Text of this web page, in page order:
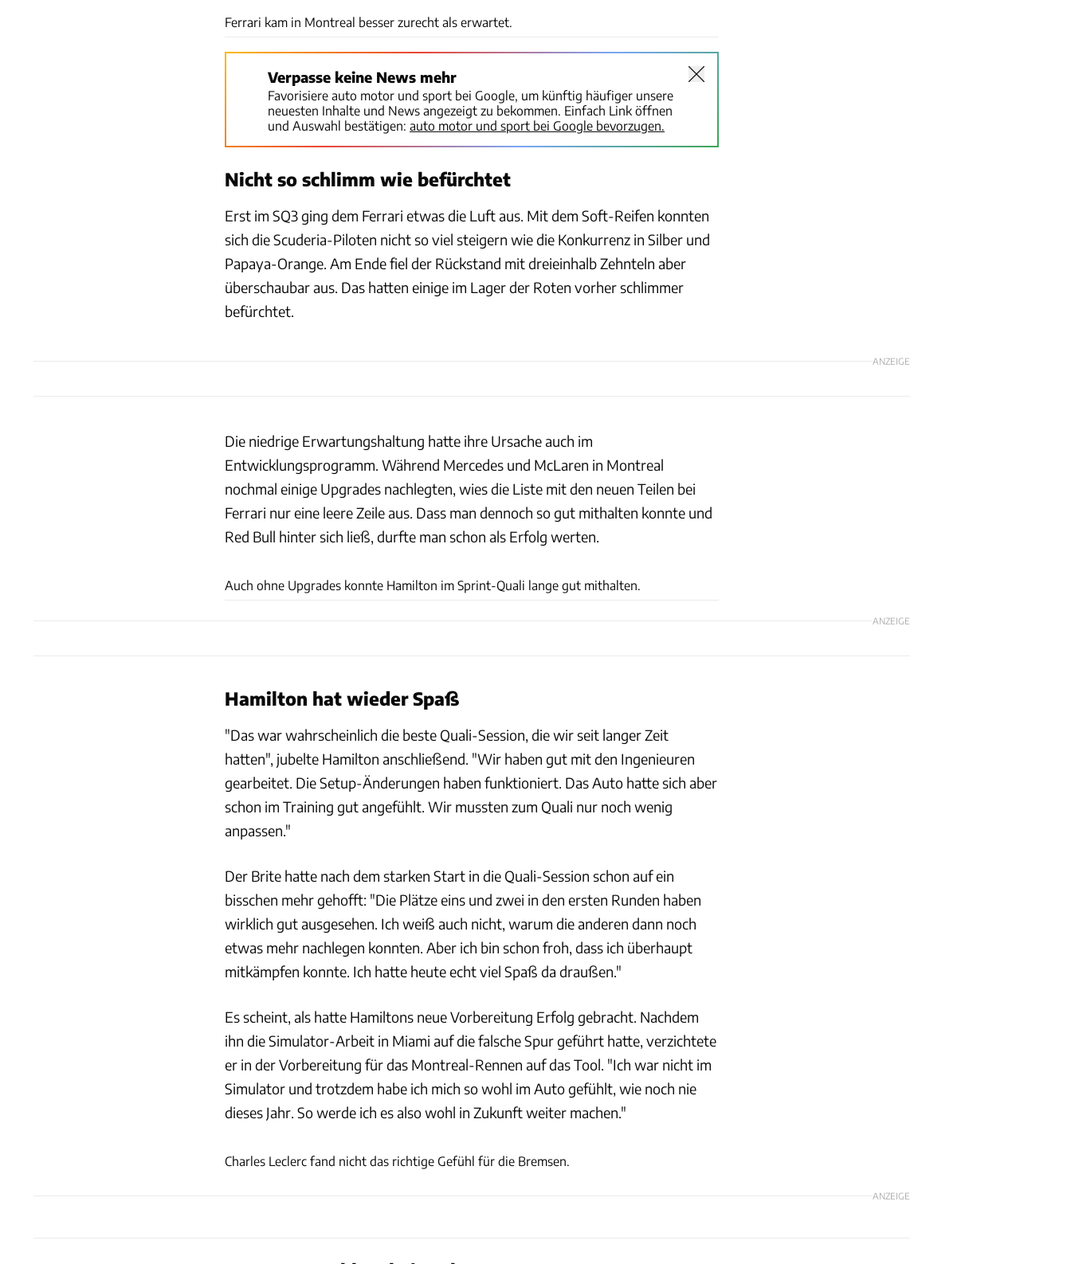
Ferrari kam in Montreal besser zurecht als erwartet.
Verpasse keine News mehr
Favorisiere auto motor und sport bei Google, um künftig häufiger unsere
neuesten Inhalte und News angezeigt zu bekommen. Einfach Link öffnen
und Auswahl bestätigen: auto motor und sport bei Google bevorzugen.
Nicht so schlimm wie befürchtet
Erst im SQ3 ging dem Ferrari etwas die Luft aus. Mit dem Soft-Reifen konnten
sich die Scuderia-Piloten nicht so viel steigern wie die Konkurrenz in Silber und
Papaya-Orange. Am Ende fiel der Rückstand mit dreieinhalb Zehnteln aber
überschaubar aus. Das hatten einige im Lager der Roten vorher schlimmer
befürchtet.
ANZEIGE
Die niedrige Erwartungshaltung hatte ihre Ursache auch im
Entwicklungsprogramm. Während Mercedes und McLaren in Montreal
nochmal einige Upgrades nachlegten, wies die Liste mit den neuen Teilen bei
Ferrari nur eine leere Zeile aus. Dass man dennoch so gut mithalten konnte und
Red Bull hinter sich ließ, durfte man schon als Erfolg werten.
Auch ohne Upgrades konnte Hamilton im Sprint-Quali lange gut mithalten.
ANZEIGE
Hamilton hat wieder Spaß
"Das war wahrscheinlich die beste Quali-Session, die wir seit langer Zeit
hatten", jubelte Hamilton anschließend. "Wir haben gut mit den Ingenieuren
gearbeitet. Die Setup-Änderungen haben funktioniert. Das Auto hatte sich aber
schon im Training gut angefühlt. Wir mussten zum Quali nur noch wenig
anpassen."
Der Brite hatte nach dem starken Start in die Quali-Session schon auf ein
bisschen mehr gehofft: "Die Plätze eins und zwei in den ersten Runden haben
wirklich gut ausgesehen. Ich weiß auch nicht, warum die anderen dann noch
etwas mehr nachlegen konnten. Aber ich bin schon froh, dass ich überhaupt
mitkämpfen konnte. Ich hatte heute echt viel Spaß da draußen."
Es scheint, als hatte Hamiltons neue Vorbereitung Erfolg gebracht. Nachdem
ihn die Simulator-Arbeit in Miami auf die falsche Spur geführt hatte, verzichtete
er in der Vorbereitung für das Montreal-Rennen auf das Tool. "Ich war nicht im
Simulator und trotzdem habe ich mich so wohl im Auto gefühlt, wie noch nie
dieses Jahr. So werde ich es also wohl in Zukunft weiter machen."
Charles Leclerc fand nicht das richtige Gefühl für die Bremsen.
ANZEIGE